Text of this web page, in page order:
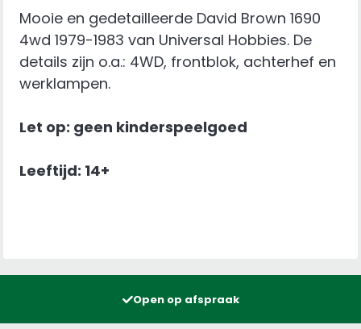
Mooie en gedetailleerde David Brown 1690
4wd 1979-1983 van Universal Hobbies. De
details zijn o.a.: 4WD, frontblok, achterhef en
werklampen.
Let op: geen kinderspeelgoed
Leeftijd: 14+
Open op afspraak